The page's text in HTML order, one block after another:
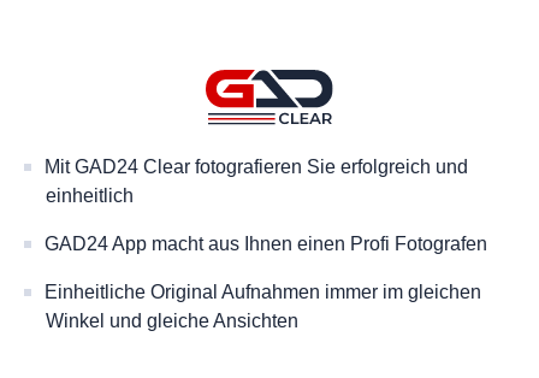
Mit GAD24 Clear fotografieren Sie erfolgreich und
einheitlich
GAD24 App macht aus Ihnen einen Profi Fotografen
Einheitliche Original Aufnahmen immer im gleichen
Winkel und gleiche Ansichten